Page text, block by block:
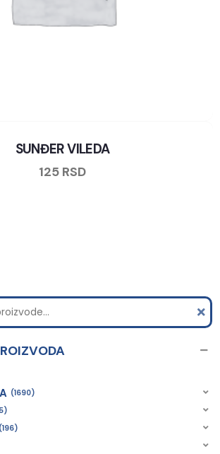
SUNĐER VILEDA
125 RSD
1690
196